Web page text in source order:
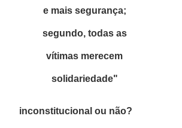
e mais segurança;
segundo, todas as
vítimas merecem
solidariedade"
inconstitucional ou não?